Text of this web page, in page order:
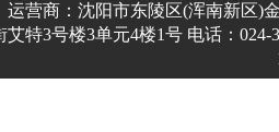
运营商：沈阳市东陵区(浑南新区)
特3号楼3单元4楼1号 电话：024-